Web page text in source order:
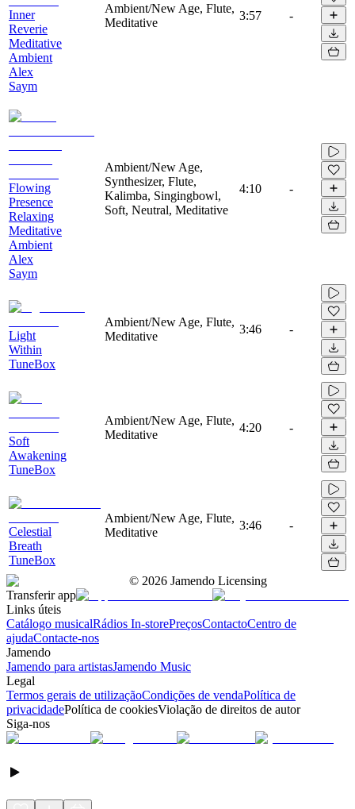
Inner
Reverie
Meditative
Ambient
Alex
Saym
Ambient/New Age, Flute,
Meditative
3:57 -
Flowing
Presence
Relaxing
Meditative
Ambient
Alex
Saym
Ambient/New Age,
Synthesizer, Flute,
Kalimba, Singingbowl,
Soft, Neutral, Meditative
4:10 -
Light
Within
TuneBox
Ambient/New Age, Flute,
Meditative
3:46 -
Soft
Awakening
TuneBox
Ambient/New Age, Flute,
Meditative
4:20 -
Celestial
Breath
TuneBox
Ambient/New Age, Flute,
Meditative
3:46 -
© 2026 Jamendo Licensing
Transferir app
Links úteis
Catálogo musicalRádios In-storePreçosContactoCentro de
ajudaContacte-nos
Jamendo
Jamendo para artistasJamendo Music
Legal
Termos gerais de utilizaçãoCondições de vendaPolítica de
privacidadePolítica de cookiesViolação de direitos de autor
Siga-nos